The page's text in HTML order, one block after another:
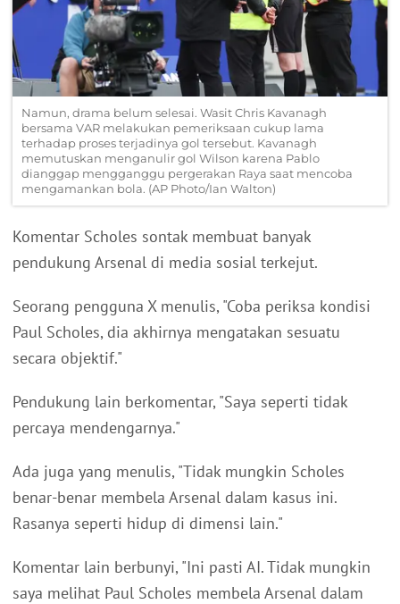
Namun, drama belum selesai. Wasit Chris Kavanagh
bersama VAR melakukan pemeriksaan cukup lama
terhadap proses terjadinya gol tersebut. Kavanagh
memutuskan menganulir gol Wilson karena Pablo
dianggap mengganggu pergerakan Raya saat mencoba
mengamankan bola. (AP Photo/Ian Walton)
Komentar Scholes sontak membuat banyak
pendukung Arsenal di media sosial terkejut.
Seorang pengguna X menulis, "Coba periksa kondisi
Paul Scholes, dia akhirnya mengatakan sesuatu
secara objektif."
Pendukung lain berkomentar, "Saya seperti tidak
percaya mendengarnya."
Ada juga yang menulis, "Tidak mungkin Scholes
benar-benar membela Arsenal dalam kasus ini.
Rasanya seperti hidup di dimensi lain."
Komentar lain berbunyi, "Ini pasti AI. Tidak mungkin
saya melihat Paul Scholes membela Arsenal dalam